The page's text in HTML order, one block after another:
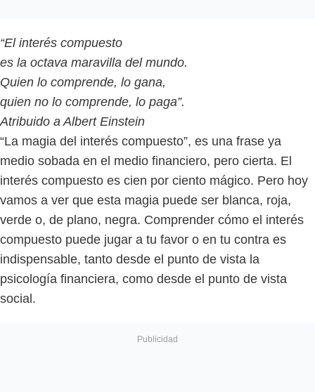
“El interés compuesto
es la octava maravilla del mundo.
Quien lo comprende, lo gana,
quien no lo comprende, lo paga”.
Atribuido a Albert Einstein
“La magia del interés compuesto”, es una frase ya
medio sobada en el medio financiero, pero cierta. El
interés compuesto es cien por ciento mágico. Pero hoy
vamos a ver que esta magia puede ser blanca, roja,
verde o, de plano, negra. Comprender cómo el interés
compuesto puede jugar a tu favor o en tu contra es
indispensable, tanto desde el punto de vista la
psicología financiera, como desde el punto de vista
social.